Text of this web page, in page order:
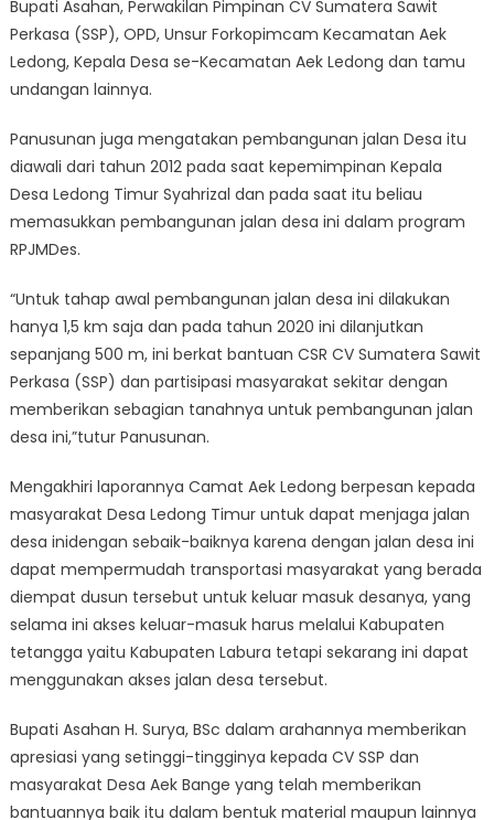
Bupati Asahan, Perwakilan Pimpinan CV Sumatera Sawit
Perkasa (SSP), OPD, Unsur Forkopimcam Kecamatan Aek
Ledong, Kepala Desa se-Kecamatan Aek Ledong dan tamu
undangan lainnya.
Panusunan juga mengatakan pembangunan jalan Desa itu
diawali dari tahun 2012 pada saat kepemimpinan Kepala
Desa Ledong Timur Syahrizal dan pada saat itu beliau
memasukkan pembangunan jalan desa ini dalam program
RPJMDes.
“Untuk tahap awal pembangunan jalan desa ini dilakukan
hanya 1,5 km saja dan pada tahun 2020 ini dilanjutkan
sepanjang 500 m, ini berkat bantuan CSR CV Sumatera Sawit
Perkasa (SSP) dan partisipasi masyarakat sekitar dengan
memberikan sebagian tanahnya untuk pembangunan jalan
desa ini,”tutur Panusunan.
Mengakhiri laporannya Camat Aek Ledong berpesan kepada
masyarakat Desa Ledong Timur untuk dapat menjaga jalan
desa inidengan sebaik-baiknya karena dengan jalan desa ini
dapat mempermudah transportasi masyarakat yang berada
diempat dusun tersebut untuk keluar masuk desanya, yang
selama ini akses keluar-masuk harus melalui Kabupaten
tetangga yaitu Kabupaten Labura tetapi sekarang ini dapat
menggunakan akses jalan desa tersebut.
Bupati Asahan H. Surya, BSc dalam arahannya memberikan
apresiasi yang setinggi-tingginya kepada CV SSP dan
masyarakat Desa Aek Bange yang telah memberikan
bantuannya baik itu dalam bentuk material maupun lainnya